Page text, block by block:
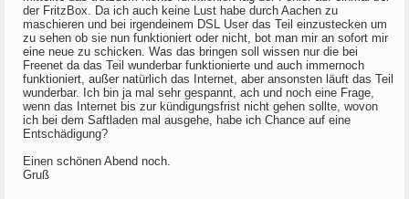
der FritzBox. Da ich auch keine Lust habe durch Aachen zu
maschieren und bei irgendeinem DSL User das Teil einzustecken um
zu sehen ob sie nun funktioniert oder nicht, bot man mir an sofort mir
eine neue zu schicken. Was das bringen soll wissen nur die bei
Freenet da das Teil wunderbar funktionierte und auch immernoch
funktioniert, außer natürlich das Internet, aber ansonsten läuft das Teil
wunderbar. Ich bin ja mal sehr gespannt, ach und noch eine Frage,
wenn das Internet bis zur kündigungsfrist nicht gehen sollte, wovon
ich bei dem Saftladen mal ausgehe, habe ich Chance auf eine
Entschädigung?
Einen schönen Abend noch.
Gruß